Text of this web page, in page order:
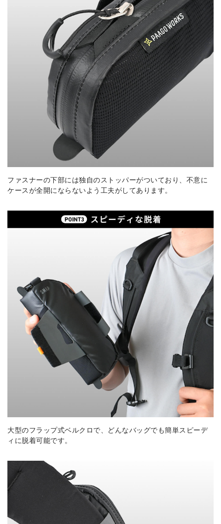
ファスナーの下部には独自のストッパーがついており、不意に
ケースが全開にならないよう工夫がしてあります。
大型のフラップ式ベルクロで、どんなバッグでも簡単スピーデ
ィに脱着可能です。